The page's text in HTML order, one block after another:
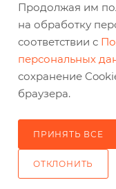
Продолжая им
на обработку
соответствии с
персональных
сохранение
браузера.
ПРИНЯТЬ ВСЕ
ОТКЛОНИТЬ